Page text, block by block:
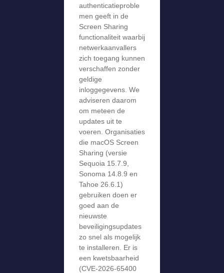
authenticatieproble
men geeft in de
Screen Sharing
functionaliteit waarbij
netwerkaanvallers
zich toegang kunnen
verschaffen zonder
geldige
inloggegevens. We
adviseren daarom
om meteen de
updates uit te
voeren. Organisaties
die macOS Screen
Sharing (versie
Sequoia 15.7.9,
Sonoma 14.8.9 en
Tahoe 26.6.1)
gebruiken doen er
goed aan de
nieuwste
beveiligingsupdates
zo snel als mogelijk
te installeren. Er is
een kwetsbaarheid
(CVE-2026-65400